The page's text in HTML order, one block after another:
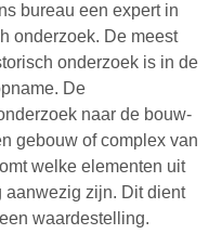
bureau een expert in
onderzoek. De meest
onderzoek is in de
De
naar de bouw-
gebouw of complex van
welke elementen uit
zijn. Dit dient
waardestelling.